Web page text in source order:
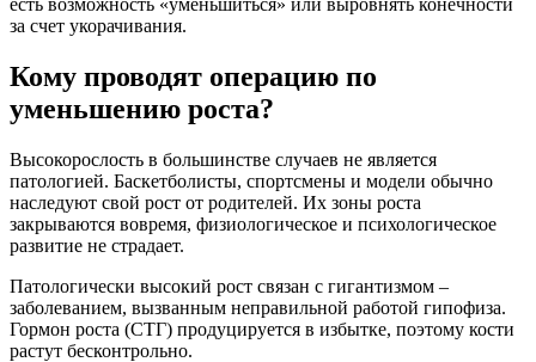
есть возможность «уменьшиться» или выровнять конечности
за счет укорачивания.
Кому проводят операцию по
уменьшению роста?
Высокорослость в большинстве случаев не является
патологией. Баскетболисты, спортсмены и модели обычно
наследуют свой рост от родителей. Их зоны роста
закрываются вовремя, физиологическое и психологическое
развитие не страдает.
Патологически высокий рост связан с гигантизмом –
заболеванием, вызванным неправильной работой гипофиза.
Гормон роста (СТГ) продуцируется в избытке, поэтому кости
растут бесконтрольно.